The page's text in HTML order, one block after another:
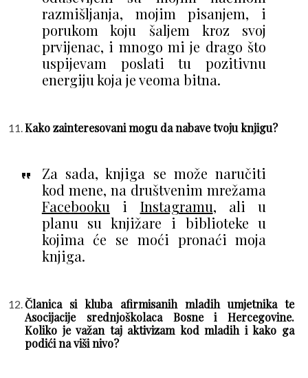
razmišljanja, mojim pisanjem, i
porukom koju šaljem kroz svoj
prvijenac, i mnogo mi je drago što
uspijevam poslati tu pozitivnu
energiju koja je veoma bitna.
Kako zainteresovani mogu da nabave tvoju knjigu?
Za sada, knjiga se može naručiti
kod mene, na društvenim mrežama
Facebooku i Instagramu, ali u
planu su knjižare i biblioteke u
kojima će se moći pronaći moja
knjiga.
Članica si kluba afirmisanih mladih umjetnika te
Asocijacije srednjoškolaca Bosne i Hercegovine.
Koliko je važan taj aktivizam kod mladih i kako ga
podići na viši nivo?